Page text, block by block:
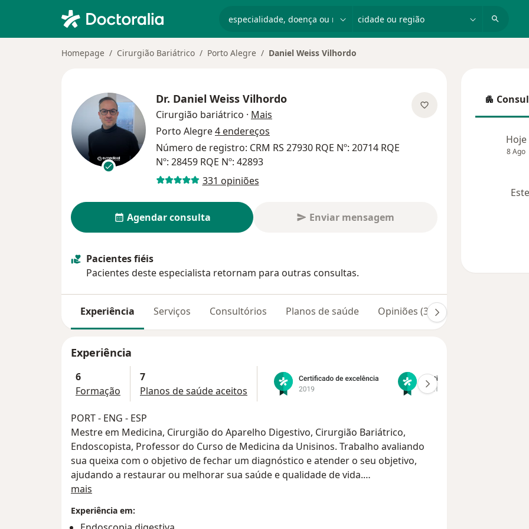
Homepage Cirurgião Bariátrico Porto Alegre Daniel Weiss Vilhordo
Dr. Daniel Weiss Vilhordo
Cirurgião bariátrico · Mais
Porto Alegre4 endereços
Número de registro: CRM RS 27930 RQE Nº: 20714 RQE
Nº: 28459 RQE Nº: 42893
331 opiniões
Agendar consulta Enviar mensagem
Pacientes fiéis
Pacientes deste especialista retornam para outras consultas.
Experiência Serviços Consultórios Planos de saúde Opiniões (331)
Experiência
6
Formação
7
Planos de saúde aceitos
PORT - ENG - ESP
Mestre em Medicina, Cirurgião do Aparelho Digestivo, Cirurgião Bariátrico,
Endoscopista, Professor do Curso de Medicina da Unisinos. Trabalho avaliando
sua queixa com o objetivo de fechar um diagnóstico e atender o seu objetivo,
ajudando a restaurar ou melhorar sua saúde e qualidade de vida.
Na área cirúrgica, possuo foco em cirurgia bariátrica, cirurgia da vesícula biliar,
videolaparoscopia é uma via de acesso para muitos procedimentos cirúrgicos,
mais
Experiência em:
Hoje
8 Ago